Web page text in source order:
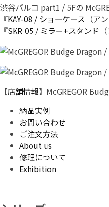
渋谷パルコ part1 / 5Fの
『KAY-08 / ショーケース （ア
『SKR-05 / ミラー+スタンド
【店舗情報】McGREGOR
納品実例
お問い合わせ
ご注文方法
About us
修理について
Exhibition